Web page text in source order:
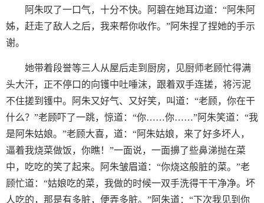
阿朱叹了一口气，十分不快。阿碧在她耳边道：“阿朱阿
姊，赶走了敌人之后，我来帮你收作。”阿朱捏了捏她的手示
谢。
她带着段誉等三人从屋后走到厨房，见厨师老顾忙得满
头大汗，正不停口的向镬中吐唾沫，跟着双手连搓，将污泥
不住搓到镬中。阿朱又好气、又好笑，叫道：“老顾，你在干
什么？”老顾吓了一跳，惊道：“你……你……”阿朱笑道：“我
是阿朱姑娘。”老顾大喜，道：“阿朱姑娘，来了好多坏人，
逼着我烧菜做饭，你瞧！”一面说，一面擤了些鼻涕抛在菜
中，吃吃的笑了起来。阿朱皱眉道：“你烧这般脏的菜。”老
顾忙道：“姑娘吃的菜，我做的时候一双手洗得干干净净。坏
人吃的，那是有多脏，便弄多脏。”阿朱道：“下次我见到你